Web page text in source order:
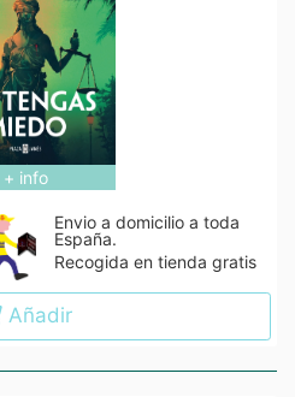
+ info
Envio a domicilio a toda
España.
Recogida en tienda gratis
Añadir